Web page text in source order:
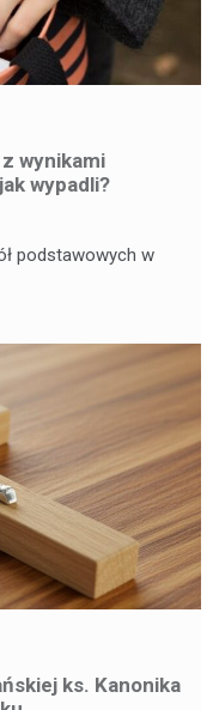
wynikami
wypadli?
podstawowych w
ks. Kanonika